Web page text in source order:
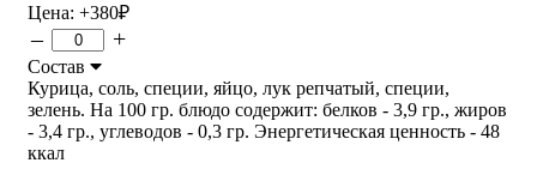
Цена: +380₽
– +
Состав
Курица, соль, специи, яйцо, лук репчатый, специи,
зелень. На 100 гр. блюдо содержит: белков - 3,9 гр., жиров
- 3,4 гр., углеводов - 0,3 гр. Энергетическая ценность - 48
ккал